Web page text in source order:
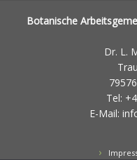
Botanische
Dr. L.
Tel:
E-Mail: